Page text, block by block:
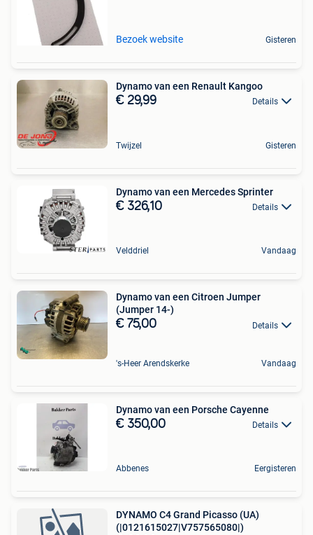
Bezoek website Gisteren
Dynamo van een Renault Kangoo
€ 29,99 Details
Twijzel Gisteren
Dynamo van een Mercedes Sprinter
€ 326,10 Details
Velddriel Vandaag
Dynamo van een Citroen Jumper
(Jumper 14-)
€ 75,00 Details
's-Heer Arendskerke Vandaag
Dynamo van een Porsche Cayenne
€ 350,00 Details
Abbenes Eergisteren
DYNAMO C4 Grand Picasso (UA)
(|0121615027|V757565080|)